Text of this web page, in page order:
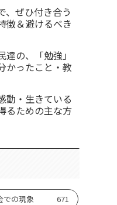
、ぜひ付き合う
徴＆避けるべき
達の、「勉強」
かったこと・教
動・生きている
るための主な方
での現象
671